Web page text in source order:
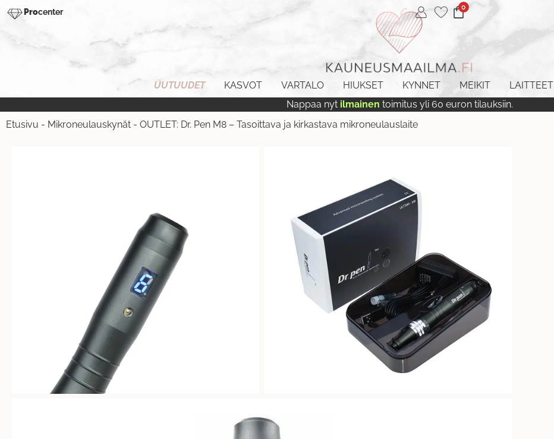
Procenter 0
UUTUUDET KASVOT VARTALO HIUKSET KYNNET MEIKIT LAITTEET
Nappaa nyt ilmainen toimitus yli 60 euron tilauksiin.
Etusivu - Mikroneulauskynät - OUTLET: Dr. Pen M8 – Tasoittava ja kirkastava mikroneulauslaite